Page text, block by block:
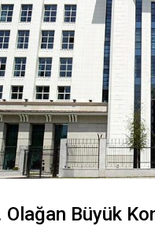
Olağan Büyük